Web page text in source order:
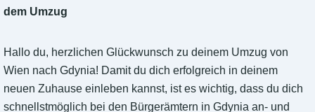
dem Umzug
Hallo du, herzlichen Glückwunsch zu deinem Umzug von
Wien nach Gdynia! Damit du dich erfolgreich in deinem
neuen Zuhause einleben kannst, ist es wichtig, dass du dich
schnellstmöglich bei den Bürgerämtern in Gdynia an- und